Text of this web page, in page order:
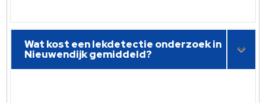
Wat kost een lekdetectie onderzoek in
Nieuwendijk gemiddeld?